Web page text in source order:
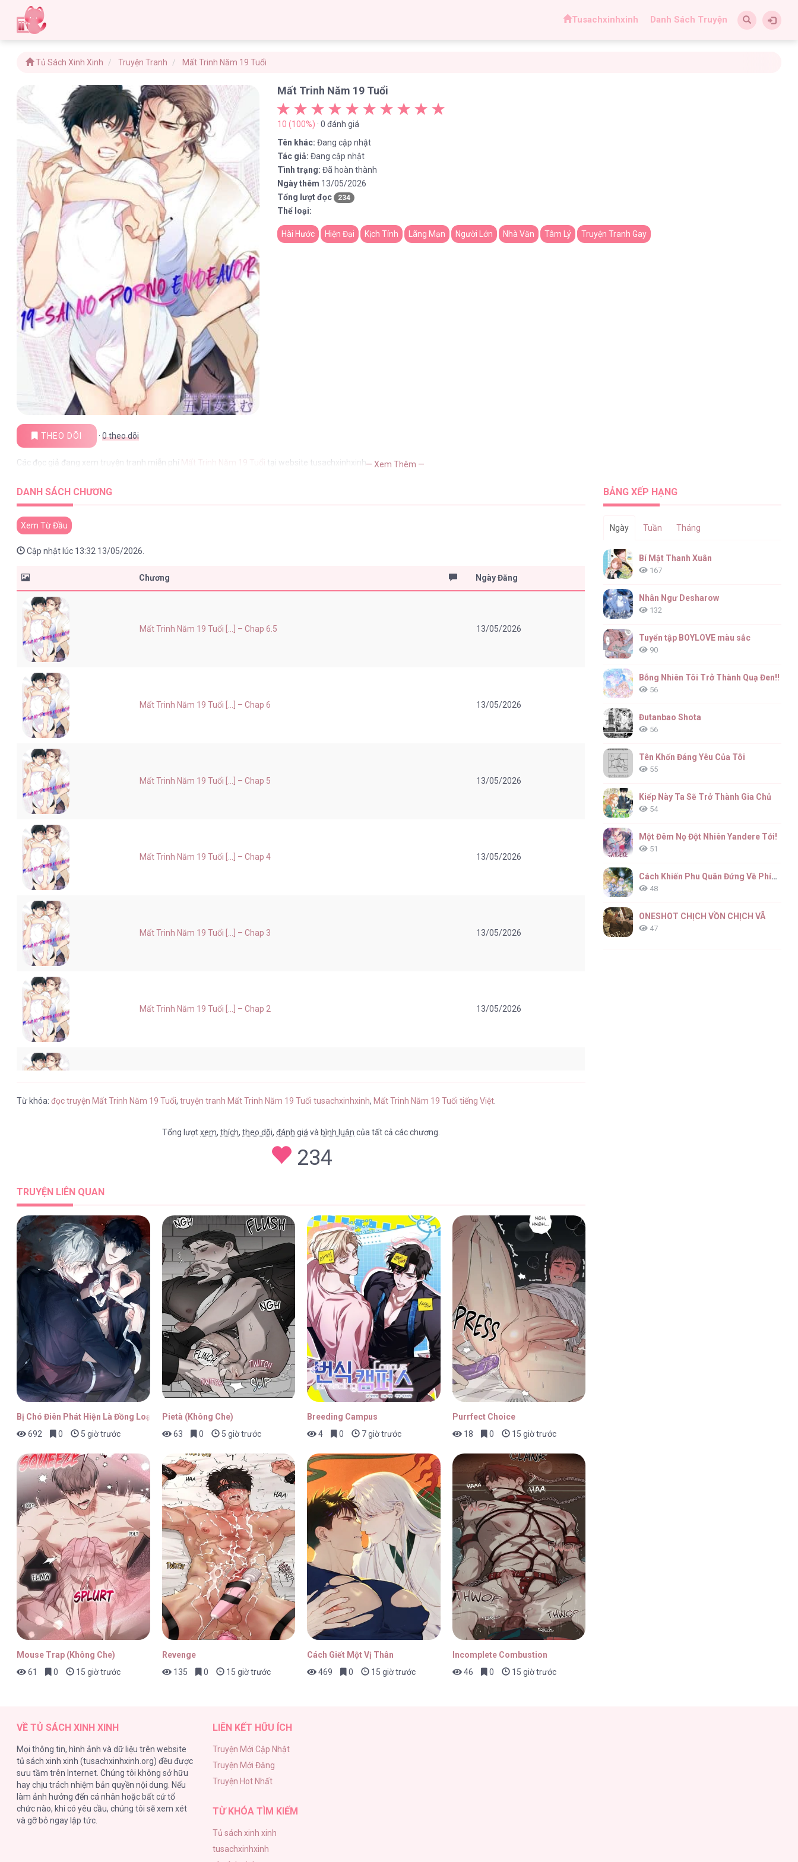
Tusachxinhxinh Danh Sách Truyện
Tủ Sách Xinh Xinh Truyện Tranh Mất Trinh Năm 19 Tuổi
Mất Trinh Năm 19 Tuổi
10 (100%) · 0 đánh giá
Tên khác: Đang cập nhật
Tác giả: Đang cập nhật
Tình trạng: Đã hoàn thành
Ngày thêm 13/05/2026
Tổng lượt đọc
234
Thể loại:
Hài Hước Hiện Đại Kịch Tính Lãng Mạn Người Lớn Nhà Văn Tâm Lý Truyện Tranh Gay
THEO DÕI ·0theo dõi
Các đọc giả đang xem truyện tranh miễn phí Mất Trinh Năm 19 Tuổi tại website tusachxinhxinh— Xem Thêm —
DANH SÁCH CHƯƠNG
Xem Từ Đầu
Cập nhật lúc 13:32 13/05/2026.
Chương Ngày Đăng
Mất Trinh Năm 19 Tuổi [...] – Chap 6.5 13/05/2026
Mất Trinh Năm 19 Tuổi [...] – Chap 6 13/05/2026
Mất Trinh Năm 19 Tuổi [...] – Chap 5 13/05/2026
Mất Trinh Năm 19 Tuổi [...] – Chap 4 13/05/2026
Mất Trinh Năm 19 Tuổi [...] – Chap 3 13/05/2026
Mất Trinh Năm 19 Tuổi [...] – Chap 2 13/05/2026
Từ khóa:đọc truyện Mất Trinh Năm 19 Tuổi,truyện tranh Mất Trinh Năm 19 Tuổi tusachxinhxinh, Mất Trinh Năm 19 Tuổi tiếng Việt
Tổng lượtxem,thích,theo dõi,đánh giá và bình luận của tất cả các chương.
234
TRUYỆN LIÊN QUAN
Bị Chó Điên Phát Hiện Là Đồng Loại
692
0 5 giờ trước
Pietà (Không Che)
63
0 5 giờ trước
Breeding Campus
4
0 7 giờ trước
Purrfect Choice
18
0 15 giờ trước
Mouse Trap (Không Che)
61
0 15 giờ trước
Revenge
135
0 15 giờ trước
Cách Giết Một Vị Thân
469
0 15 giờ trước
Incomplete Combustion
46
0 15 giờ trước
BẢNG XẾP HẠNG
Ngày Tuần Tháng
Bí Mật Thanh Xuân
167
Nhân Ngư Desharow
132
Tuyển tập BOYLOVE màu sắc
90
Bỗng Nhiên Tôi Trở Thành Quạ Đen!!
56
Đutanbao Shota
56
Tên Khốn Đáng Yêu Của Tôi
55
Kiếp Này Ta Sẽ Trở Thành Gia Chủ
54
Một Đêm Nọ Đột Nhiên Yandere Tới!
51
Cách Khiến Phu Quân Đứng Về Phía Tôi
48
ONESHOT CHỊCH VỒN CHỊCH VÃ
47
VỀ TỦ SÁCH XINH XINH
Mọi thông tin, hình ảnh và dữ liệu trên website
tủ sách xinh xinh (tusachxinhxinh.org) đều được
sưu tầm trên Internet. Chúng tôi không sở hữu
hay chịu trách nhiệm bản quyền nội dung. Nếu
làm ảnh hưởng đến cá nhân hoặc bất cứ tổ
chức nào, khi có yêu cầu, chúng tôi sẽ xem xét
và gỡ bỏ ngay lập tức.
LIÊN KẾT HỮU ÍCH
Truyện Mới Cập Nhật
Truyện Mới Đăng
Truyện Hot Nhất
TỪ KHÓA TÌM KIẾM
Tủ sách xinh xinh
tusachxinhxinh